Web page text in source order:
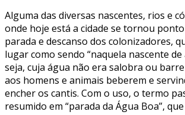
Alguma das diversas nascentes, rios e
onde hoje está a cidade se tornou
parada e descanso dos colonizadores,
lugar como sendo “naquela nascente de
seja, cuja água não era salobra ou
aos homens e animais beberem e
encher os cantis. Com o uso, o termo
resumido em “parada da Água Boa”,